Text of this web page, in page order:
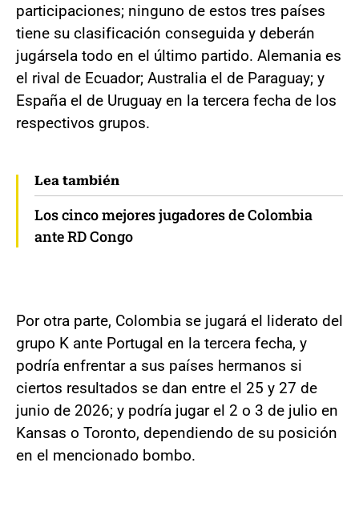
participaciones; ninguno de estos tres países
tiene su clasificación conseguida y deberán
jugársela todo en el último partido. Alemania es
el rival de Ecuador; Australia el de Paraguay; y
España el de Uruguay en la tercera fecha de los
respectivos grupos.
Lea también
Los cinco mejores jugadores de Colombia
ante RD Congo
Por otra parte, Colombia se jugará el liderato del
grupo K ante Portugal en la tercera fecha, y
podría enfrentar a sus países hermanos si
ciertos resultados se dan entre el 25 y 27 de
junio de 2026; y podría jugar el 2 o 3 de julio en
Kansas o Toronto, dependiendo de su posición
en el mencionado bombo.